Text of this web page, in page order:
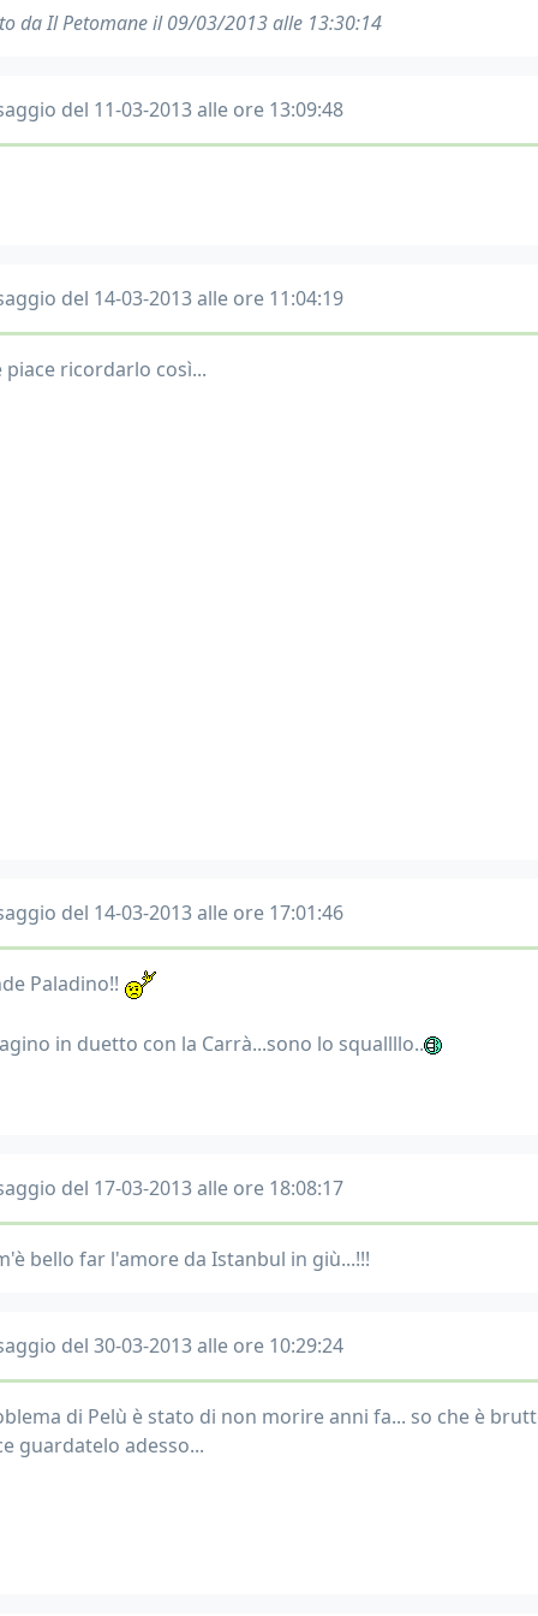
da Il Petomane il 09/03/2013 alle 13:30:14
del 11-03-2013 alle ore 13:09:48
del 14-03-2013 alle ore 11:04:19
piace ricordarlo così...
del 14-03-2013 alle ore 17:01:46
Paladino!!
in duetto con la Carrà...sono lo squallllo..
del 17-03-2013 alle ore 18:08:17
bello far l'amore da Istanbul in giù...!!!
del 30-03-2013 alle ore 10:29:24
di Pelù è stato di non morire anni fa... so che è
guardatelo adesso...